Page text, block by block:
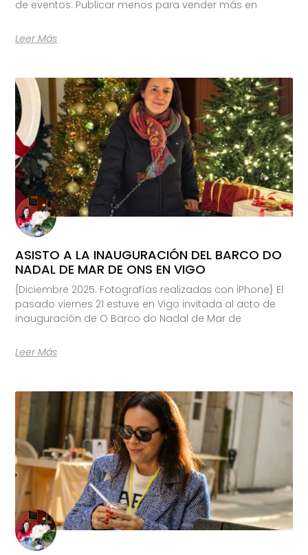
de eventos: Publicar menos para vender más en
Leer Más
ASISTO A LA INAUGURACIÓN DEL BARCO DO
NADAL DE MAR DE ONS EN VIGO
{Diciembre 2025. Fotografías realizadas con iPhone} El
pasado viernes 21 estuve en Vigo invitada al acto de
inauguración de O Barco do Nadal de Mar de
Leer Más